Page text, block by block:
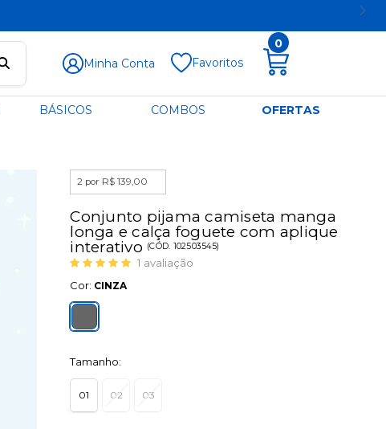
Minha Conta Favoritos
0
BÁSICOS COMBOS OFERTAS
2 por R$ 139,00
Conjunto pijama camiseta manga
longa e calça foguete com aplique
interativo (CÓD. 102503545)
1 avaliação
Cor: CINZA
Tamanho:
01 02 03